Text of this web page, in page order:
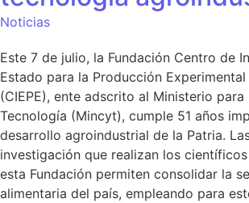
Noticias
Este 7 de julio, la Fundación Centro de
Estado para la Producción
(CIEPE), ente adscrito al Ministerio para
Tecnología (Mincyt), cumple 51 años
desarrollo agroindustrial de la Patria.
investigación que realizan los
esta Fundación permiten consolidar la
alimentaria del país, empleando para